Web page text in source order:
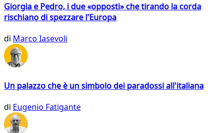
Giorgia e Pedro, i due «opposti» che tirando la corda
rischiano di spezzare l'Europa
di Marco Iasevoli
Un palazzo che è un simbolo dei paradossi all'italiana
di Eugenio Fatigante